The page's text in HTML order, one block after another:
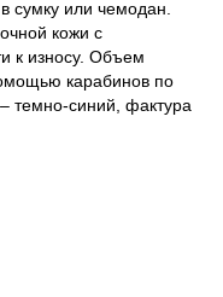
сумку или чемодан.
кожи с
к износу. Объем
карабинов по
темно-синий, фактура